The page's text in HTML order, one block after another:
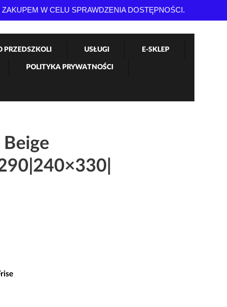
W CELU SPRAWDZENIA DOSTĘPNOŚCI.
PRZEDSZKOLI USŁUGI E-SKLEP
POLITYKA PRYWATNOŚCI
zł